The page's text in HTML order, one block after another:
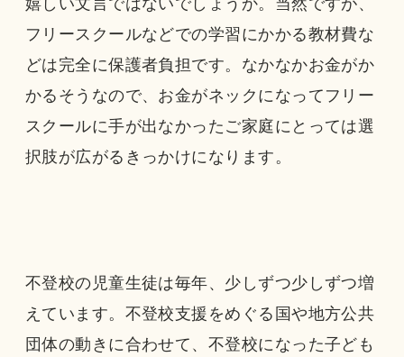
嬉しい文言ではないでしょうか。当然ですが、
フリースクールなどでの学習にかかる教材費な
どは完全に保護者負担です。なかなかお金がか
かるそうなので、お金がネックになってフリー
スクールに手が出なかったご家庭にとっては選
択肢が広がるきっかけになります。
不登校の児童生徒は毎年、少しずつ少しずつ増
えています。不登校支援をめぐる国や地方公共
団体の動きに合わせて、不登校になった子ども